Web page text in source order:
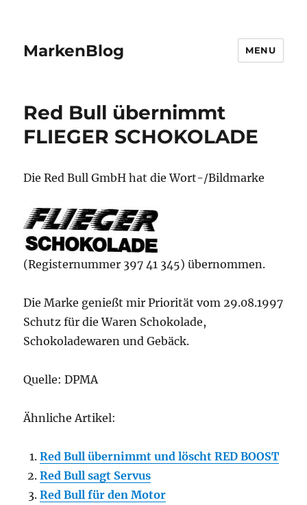
MarkenBlog MENU
Red Bull übernimmt
FLIEGER SCHOKOLADE
Die Red Bull GmbH hat die Wort-/Bildmarke
(Registernummer 397 41 345) übernommen.
Die Marke genießt mir Priorität vom 29.08.1997
Schutz für die Waren Schokolade,
Schokoladewaren und Gebäck.
Quelle: DPMA
Ähnliche Artikel:
Red Bull übernimmt und löscht RED BOOST
Red Bull sagt Servus
Red Bull für den Motor